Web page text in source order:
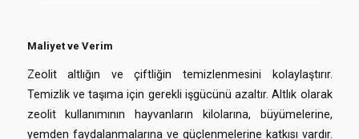
Maliyet ve Verim
Zeolit altlığın ve çiftliğin temizlenmesini kolaylaştırır.
Temizlik ve taşıma için gerekli işgücünü azaltır. Altlık olarak
zeolit kullanımının hayvanların kilolarına, büyümelerine,
yemden faydalanmalarına ve güçlenmelerine katkısı vardır.